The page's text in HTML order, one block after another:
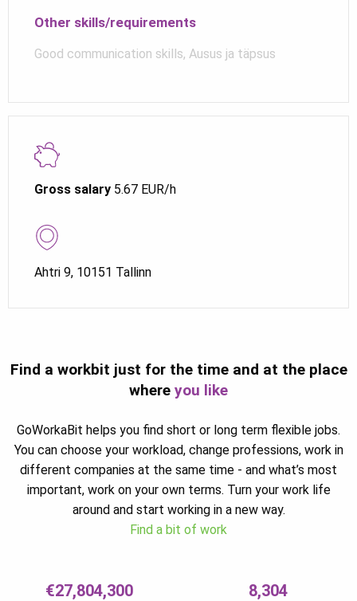
Gross salary 5.67 EUR/h
Ahtri 9, 10151 Tallinn
Other skills/requirements
Good communication skills, Ausus ja täpsus
Find a workbit just for the time and at the place
where you like
GoWorkaBit helps you find short or long term flexible jobs.
You can choose your workload, change professions, work in
different companies at the same time - and what’s most
important, work on your own terms. Turn your work life
around and start working in a new way.
Find a bit of work
€27,804,300 8,304